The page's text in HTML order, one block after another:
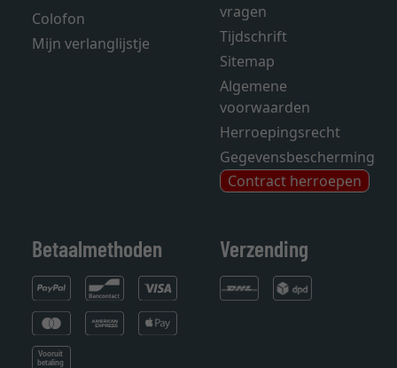
Colofon
Mijn verlanglijstje
vragen
Tijdschrift
Sitemap
Algemene
voorwaarden
Herroepingsrecht
Gegevensbescherming
Contract herroepen
Betaalmethoden Verzending